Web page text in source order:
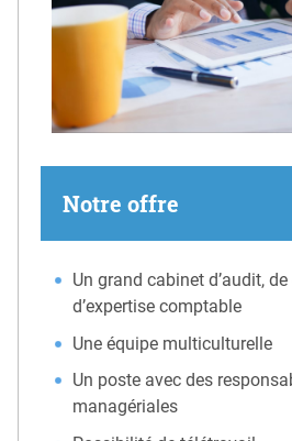
Notre offre
Un grand cabinet d’audit,
d’expertise comptable
Une équipe multiculturelle
Un poste avec des
managériales